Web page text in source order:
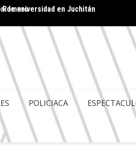
de universidad en Juchitán
Y
Cuenta
POLICIACA